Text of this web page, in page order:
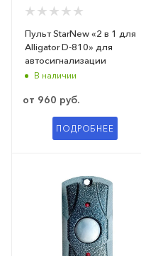
Пульт StarNew «2 в 1 для
Alligator D-810» для
автосигнализации
В наличии
от 960 руб.
ПОДРОБНЕЕ